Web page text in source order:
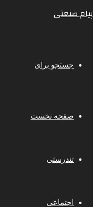
پیام صنعتی
جستجو برای
صفحه نخست
تندرستی
اجتماعی